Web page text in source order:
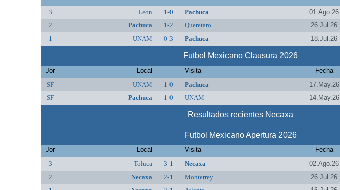
3
Leon 1-0 Pachuca 01.Ago.26
2
Pachuca 1-2 Queretaro 26.Jul.26
1
UNAM 0-3 Pachuca 18.Jul.26
Futbol Mexicano Clausura 2026
Jor Local Visita Fecha
SF
UNAM 1-0 Pachuca 17.May.26
SF
Pachuca 1-0 UNAM 14.May.26
Resultados recientes Necaxa
Futbol Mexicano Apertura 2026
Jor Local Visita Fecha
3
Toluca 3-1 Necaxa 02.Ago.26
2
Necaxa 2-1 Monterrey 26.Jul.26